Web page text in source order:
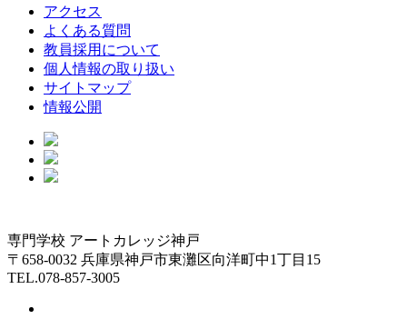
アクセス
よくある質問
教員採用について
個人情報の取り扱い
サイトマップ
情報公開
専門学校 アートカレッジ神戸
〒658-0032 兵庫県神戸市東灘区向洋町中1丁目15
TEL.078-857-3005